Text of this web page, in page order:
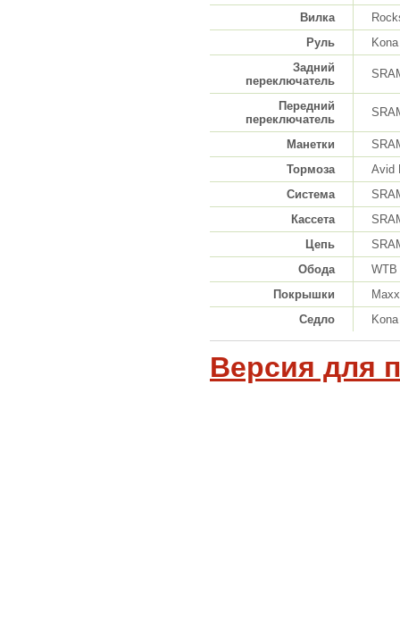
Вилка
Руль
Задний
переключатель
Передний
переключатель
Манетки
Тормоза
Avid
Система
Кассета
Цепь
Обода
WTB
Покрышки
Седло
Версия для